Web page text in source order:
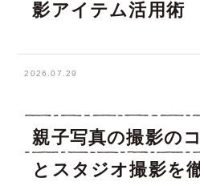
影アイテム活用術
2026.07.29
親子写真の撮影の
とスタジオ撮影を